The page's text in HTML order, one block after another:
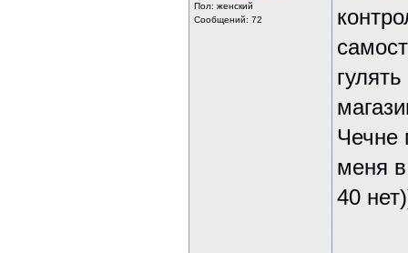
Пол: женский
Сообщений: 72
Чечне
меня
40